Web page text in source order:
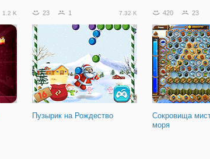
1.2 K 23 1 7.32 K
Пузырик на Рождество
420 23
Сокровища
моря